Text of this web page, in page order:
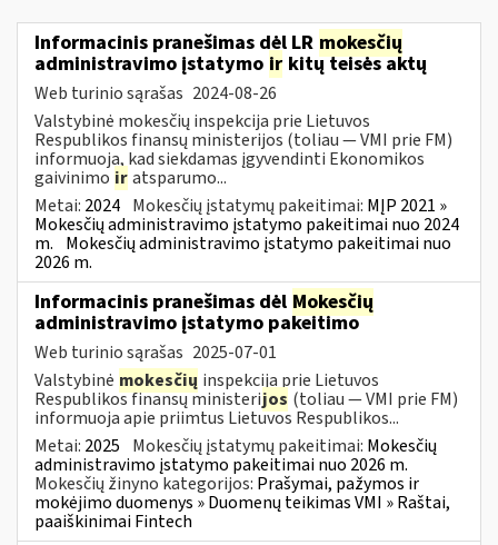
Informacinis pranešimas dėl LR mokesčių
administravimo įstatymo ir kitų teisės aktų
Web turinio sąrašas 2024-08-26
Valstybinė mokesčių inspekcija prie Lietuvos
Respublikos finansų ministerijos (toliau — VMI prie FM)
informuoja, kad siekdamas įgyvendinti Ekonomikos
gaivinimo iratsparumo...
Metai: 2024 Mokesčių įstatymų pakeitimai: MĮP 2021 »
Mokesčių administravimo įstatymo pakeitimai nuo 2024
m. Mokesčių administravimo įstatymo pakeitimai nuo
2026 m.
Informacinis pranešimas dėl Mokesčių
administravimo įstatymo pakeitimo
Web turinio sąrašas 2025-07-01
Valstybinė mokesčių inspekcija prie Lietuvos
Respublikos finansų ministerijos (toliau — VMI prie FM)
informuoja apie priimtus Lietuvos Respublikos...
Metai: 2025 Mokesčių įstatymų pakeitimai: Mokesčių
administravimo įstatymo pakeitimai nuo 2026 m.
Mokesčių žinyno kategorijos: Prašymai, pažymos ir
mokėjimo duomenys » Duomenų teikimas VMI » Raštai,
paaiškinimai Fintech